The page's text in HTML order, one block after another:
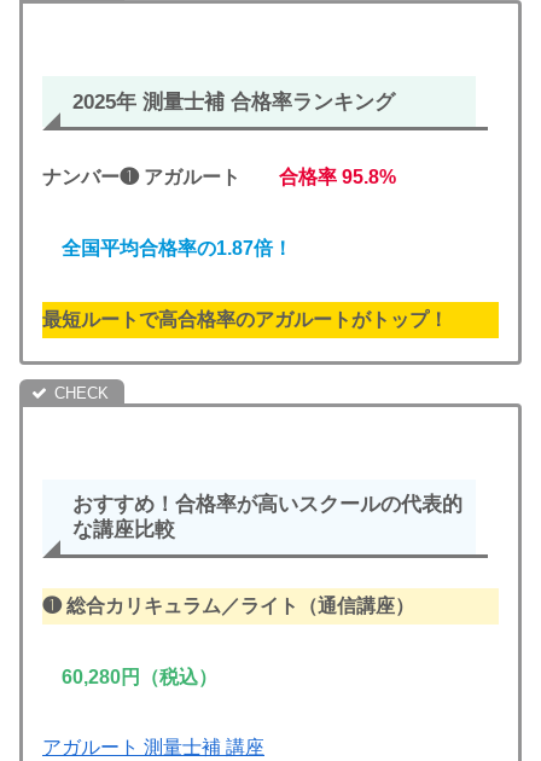
2025年 測量士補 合格率ランキング
ナンバー❶ アガルート 合格率 95.8%
全国平均合格率の1.87倍！
最短ルートで高合格率のアガルートがトップ！
おすすめ ！合格率が高いスクールの代表的
な講座比較
❶総合カリキュラム／ライト （通信講座）
60,280円（税込）
アガルート 測量士補 講座